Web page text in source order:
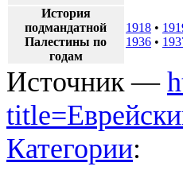
История
подмандатной
Палестины по
годам
1918 •
1936 •
Источник —
Категории: